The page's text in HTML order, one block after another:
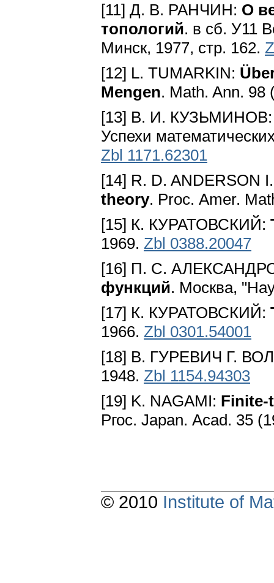
[11] Д. В. РАНЧИН: O
топологий. в сб. У11
Минск, 1977, стр. 162.
[12] L. TUMARKIN:
Mengen. Math. Ann.
[13] В. И.
Успехи
Zbl 1171.62301
[14] R. D. ANDERSON
theory. Рrос. Аmer.
[15] К. КУРАТОВСКИЙ:
1969. Zbl 0388.20047
[16] П. С.
функций. Москва,
[17] К. КУРАТОВСКИЙ:
1966. Zbl 0301.54001
[18] В. ГУРЕВИЧ Г.
1948. Zbl 1154.94303
[19] K. NAGAMI: Finite-
Ргос. Japan. Асad. 35
© 2010 Institute of